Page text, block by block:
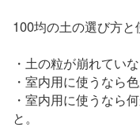
100均の土の選び方と
・土の粒が崩れてい
・室内用に使うなら
・室内用に使うなら
と。